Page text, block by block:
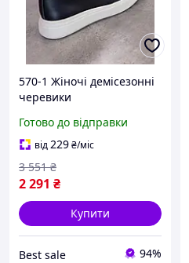
570-1 Жіночі демісезонні
черевики
Готово до відправки
від229₴/міс
2 291 ₴
3 551 ₴
Купити
Best sale 94%